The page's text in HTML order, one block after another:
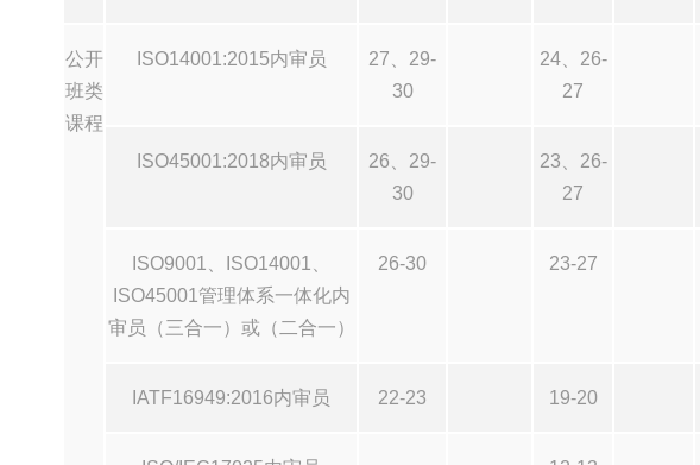
公开
班类
课程
ISO14001:2015内审员
27、29-
30
24、26-
27
ISO45001:2018内审员
26、29-
30
23、26-
27
ISO9001、ISO14001、
ISO45001管理体系一体化内
审员（三合一）或（二合一）
26-30 23-27
IATF16949:2016内审员 22-23 19-20